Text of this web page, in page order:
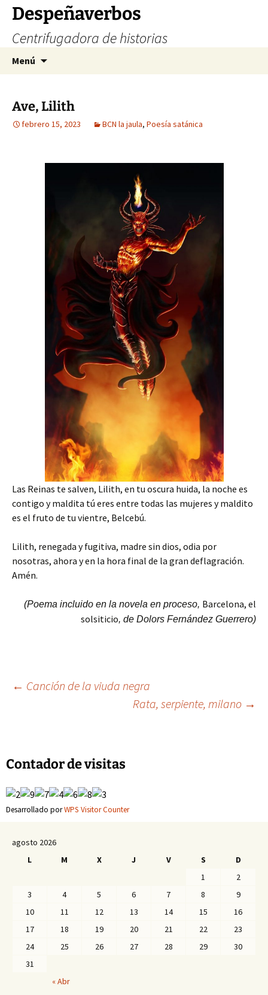
Saltar
contenido
Despeñaverbos
Centrifugadora de historias
Menú
Ave, Lilith
febrero 15, 2023 BCN la jaula, Poesía satánica
Las Reinas te salven, Lilith, en tu oscura huida, la noche es
contigo y maldita tú eres entre todas las mujeres y maldito
es el fruto de tu vientre, Belcebú.
Lilith, renegada y fugitiva, madre sin dios, odia por
nosotras, ahora y en la hora final de la gran deflagración.
Amén.
(Poema incluido en la novela en proceso, Barcelona, el
solsiticio, de Dolors Fernández Guerrero)
Navegación
entradas
← Canción de la viuda negra
Rata, serpiente, milano →
Contador de visitas
Desarrollado porWPS Visitor Counter
agosto 2026
L
M X J V S
D
1
2
3
4 5 6 7 8
9
10
11 12 13 14 15
16
17
18 19 20 21 22
23
24
25 26 27 28 29
30
31
« Abr